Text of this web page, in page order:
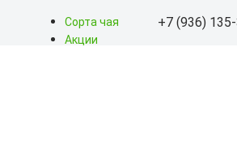
Сорта чая
Акции
+7 (936)